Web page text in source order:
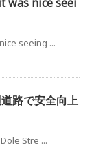
seeing ...
路で安全向上
Stre ...